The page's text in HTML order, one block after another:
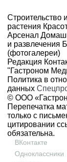
Строительство
растения
Арсенал
и развлечения
(фотогалереи)
Редакция
"Гастроном
Политика в
данных
© ООО
Перепечатка
только с
цитировании
обязательна.
ВКонтакте
Одноклассники